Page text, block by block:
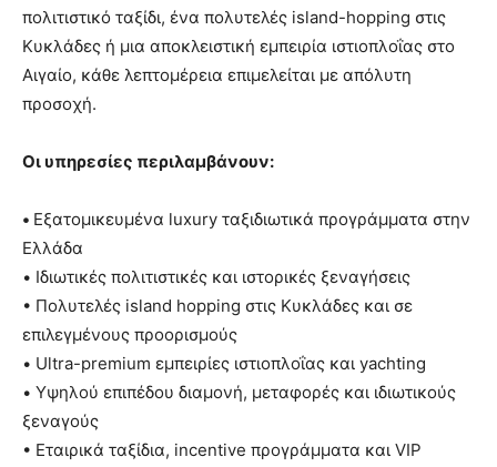
πολιτιστικό ταξίδι, ένα πολυτελές island-hopping στις
Κυκλάδες ή μια αποκλειστική εμπειρία ιστιοπλοΐας στο
Αιγαίο, κάθε λεπτομέρεια επιμελείται με απόλυτη
προσοχή.
Οι υπηρεσίες περιλαμβάνουν:
• Εξατομικευμένα luxury ταξιδιωτικά προγράμματα στην
Ελλάδα
• Ιδιωτικές πολιτιστικές και ιστορικές ξεναγήσεις
• Πολυτελές island hopping στις Κυκλάδες και σε
επιλεγμένους προορισμούς
• Ultra-premium εμπειρίες ιστιοπλοΐας και yachting
• Υψηλού επιπέδου διαμονή, μεταφορές και ιδιωτικούς
ξεναγούς
• Εταιρικά ταξίδια, incentive προγράμματα και VIP